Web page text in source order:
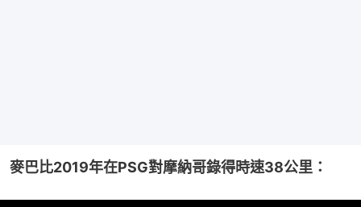
麥巴比2019年在PSG對摩納哥錄得時速38公里：